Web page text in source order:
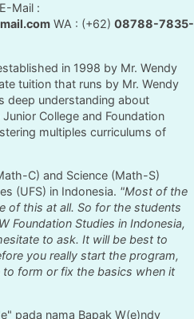
Mail :
WA : (+62) 08788-7835-
in 1998 by Mr. Wendy
tuition that runs by Mr. Wendy
deep understanding about
College and Foundation
multiples curriculums of
C) and Science (Math-S)
(UFS) in Indonesia. "Most of the
of this at all. So for the students
Foundation Studies in Indonesia,
to ask. It will be best to
you really start the program,
form or fix the basics when it
pada nama Bapak W(e)ndy